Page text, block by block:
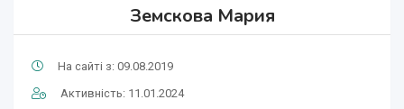
Земскова Мария
На сайті з: 09.08.2019
Активність: 11.01.2024